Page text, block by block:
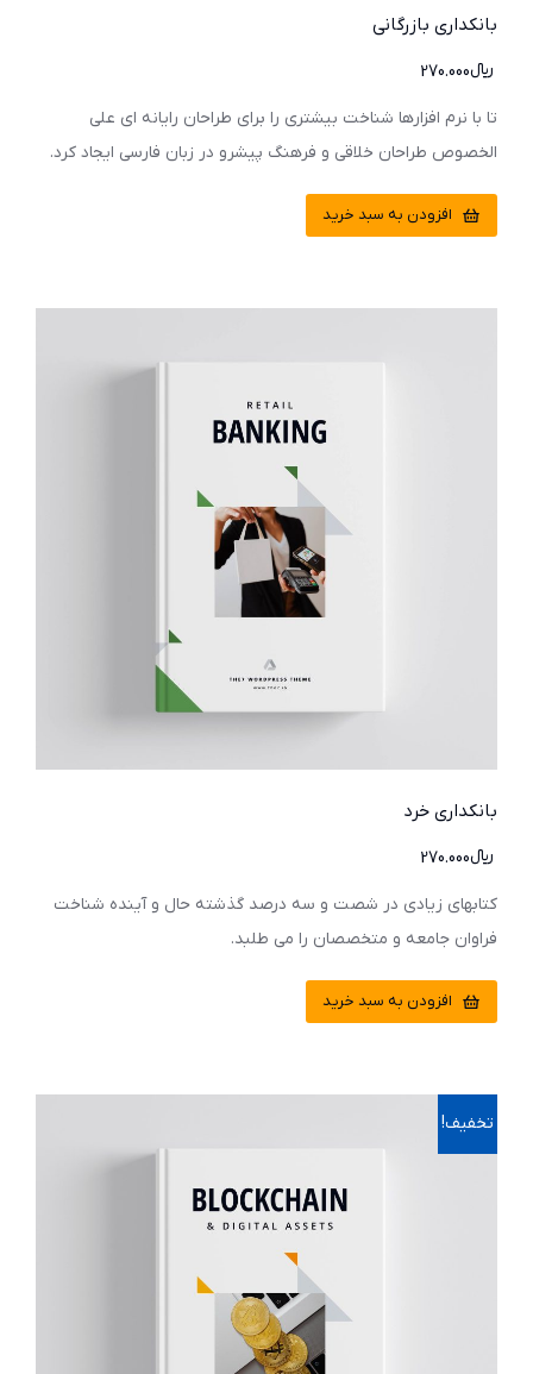
بانکداری بازرگانی
﷼270.000
تا با نرم افزارها شناخت بیشتری را برای طراحان رایانه ای علی
الخصوص طراحان خلاقی و فرهنگ پیشرو در زبان فارسی ایجاد کرد.
افزودن به سبد خرید
بانکداری خرد
﷼270.000
کتابهای زیادی در شصت و سه درصد گذشته حال و آینده شناخت
فراوان جامعه و متخصصان را می طلبد.
افزودن به سبد خرید
تخفیف!